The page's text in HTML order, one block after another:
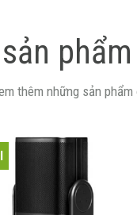
thêm những sản